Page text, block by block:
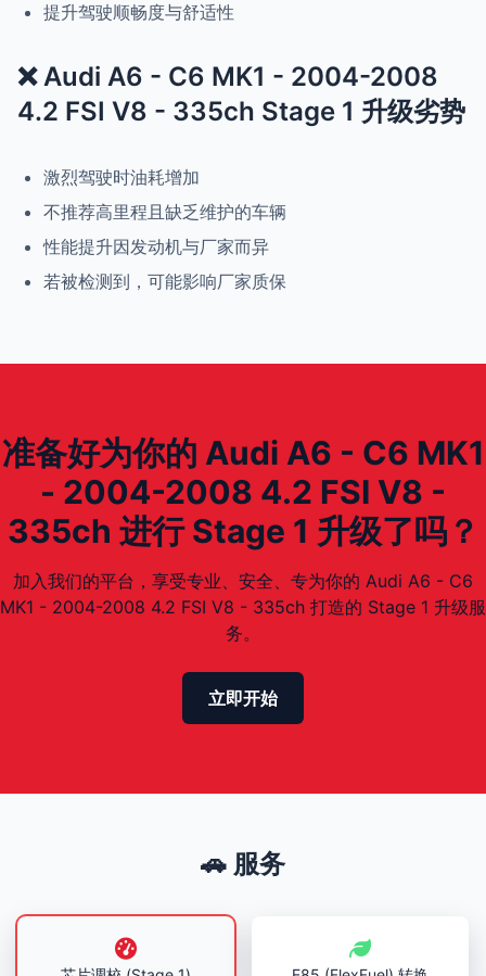
提升驾驶顺畅度与舒适性
❌ Audi A6 - C6 MK1 - 2004-2008
4.2 FSI V8 - 335ch Stage 1 升级劣势
激烈驾驶时油耗增加
不推荐高里程且缺乏维护的车辆
性能提升因发动机与厂家而异
若被检测到，可能影响厂家质保
准备好为你的 Audi A6 - C6 MK1
- 2004-2008 4.2 FSI V8 -
335ch 进行 Stage 1 升级了吗？
加入我们的平台，享受专业、安全、专为你的 Audi A6 - C6
MK1 - 2004-2008 4.2 FSI V8 - 335ch 打造的 Stage 1 升级服
务。
立即开始
🚗 服务